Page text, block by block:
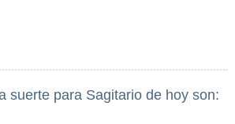
suerte para Sagitario de hoy son: